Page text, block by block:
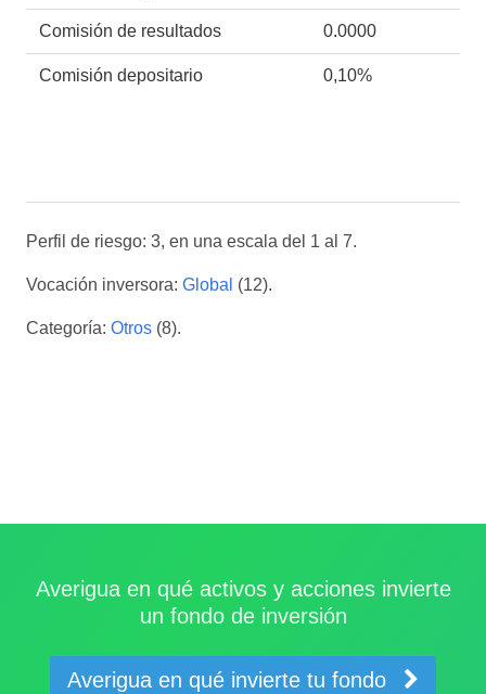
Comisión de resultados 0.0000
Comisión depositario 0,10%
Perfil de riesgo: 3, en una escala del 1 al 7.
Vocación inversora: Global (12).
Categoría: Otros (8).
Averigua en qué activos y acciones invierte
un fondo de inversión
Averigua en qué invierte tu fondo